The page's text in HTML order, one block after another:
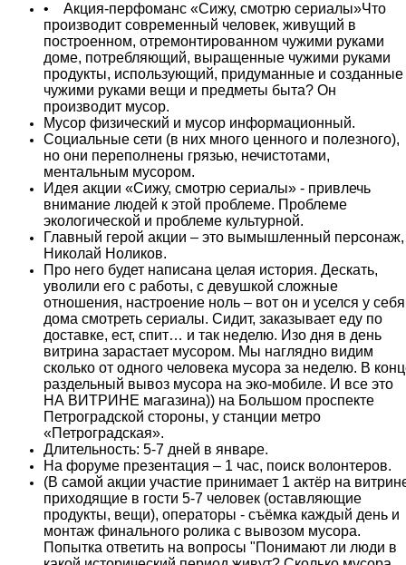
• Акция-перфоманс «Сижу, смотрю сериалы»Что
производит современный человек, живущий в
построенном, отремонтированном чужими руками
доме, потребляющий, выращенные чужими руками
продукты, использующий, придуманные и созданные
чужими руками вещи и предметы быта? Он
производит мусор.
Мусор физический и мусор информационный.
Социальные сети (в них много ценного и полезного),
но они переполнены грязью, нечистотами,
ментальным мусором.
Идея акции «Сижу, смотрю сериалы» - привлечь
внимание людей к этой проблеме. Проблеме
экологической и проблеме культурной.
Главный герой акции – это вымышленный персонаж,
Николай Ноликов.
Про него будет написана целая история. Дескать,
уволили его с работы, с девушкой сложные
отношения, настроение ноль – вот он и уселся у себя
дома смотреть сериалы. Сидит, заказывает еду по
доставке, ест, спит… и так неделю. Изо дня в день
витрина зарастает мусором. Мы наглядно видим
сколько от одного человека мусора за неделю. В
раздельный вывоз мусора на эко-мобиле. И все это
НА ВИТРИНЕ магазина)) на Большом проспекте
Петроградской стороны, у станции метро
«Петроградская».
Длительность: 5-7 дней в январе.
На форуме презентация – 1 час, поиск волонтеров.
(В самой акции участие принимает 1 актёр на
приходящие в гости 5-7 человек (оставляющие
продукты, вещи), операторы - съёмка каждый день и
монтаж финального ролика с вывозом мусора.
Попытка ответить на вопросы "Понимают ли люди в